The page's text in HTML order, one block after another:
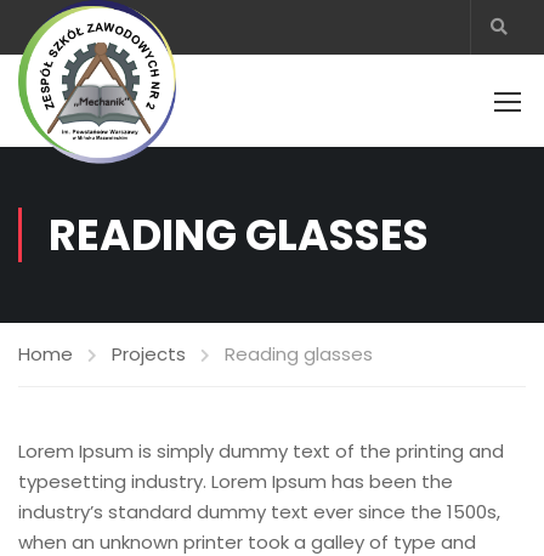
READING GLASSES
Home Projects Reading glasses
Lorem Ipsum is simply dummy text of the printing and
typesetting industry. Lorem Ipsum has been the
industry’s standard dummy text ever since the 1500s,
when an unknown printer took a galley of type and